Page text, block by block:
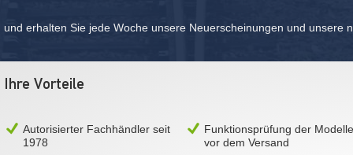
und erhalten Sie jede Woche unsere Neuerscheinungen und unsere
Ihre Vorteile
Autorisierter Fachhändler seit
1978
Funktionsprüfung der Modelle
vor dem Versand